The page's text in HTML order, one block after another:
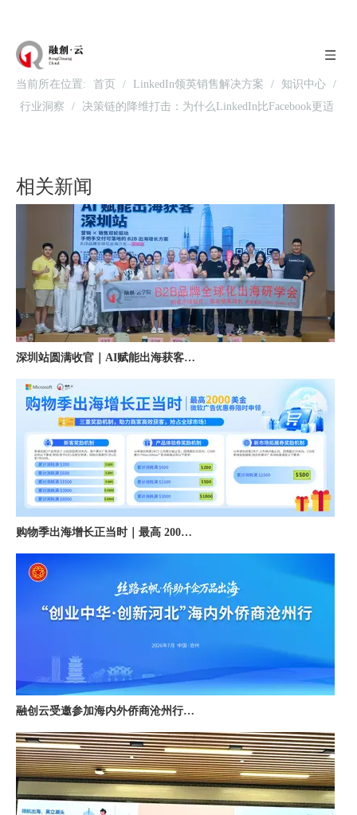
当前所在位置: 首页 / LinkedIn领英销售解决方案 / 知识中心 /
行业洞察
/
决策链的降维打击：为什么LinkedIn比Facebook更适
相关新闻